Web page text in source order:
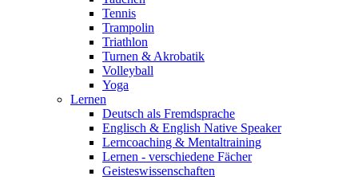
Tennis
Trampolin
Triathlon
Turnen & Akrobatik
Volleyball
Yoga
Lernen
Deutsch als Fremdsprache
Englisch & English Native Speaker
Lerncoaching & Mentaltraining
Lernen - verschiedene Fächer
Geisteswissenschaften